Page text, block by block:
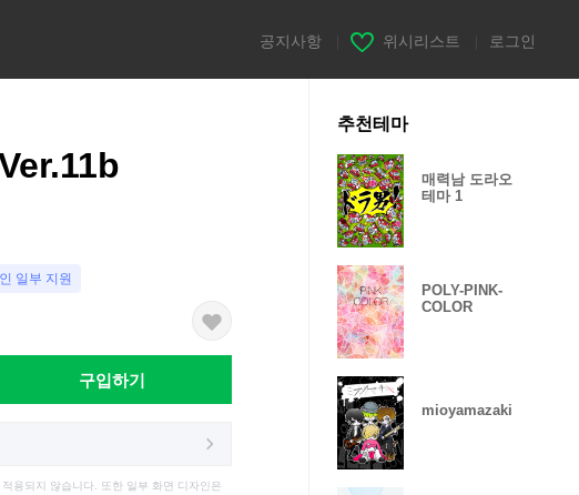
공지사항 위시리스트 로그인
일부 지원
구입하기
용되지 않습니다. 또한 일부 화면 디자인은
추천테마
매력남 도라오
테마 1
POLY-PINK-
COLOR
mioyamazaki